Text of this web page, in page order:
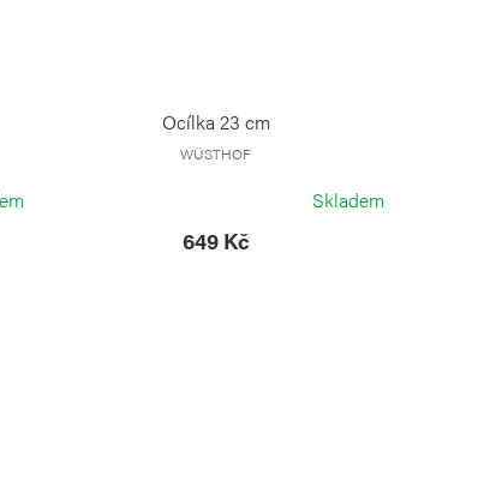
Ocílka 23 cm
WÜSTHOF
Skladem
649 Kč